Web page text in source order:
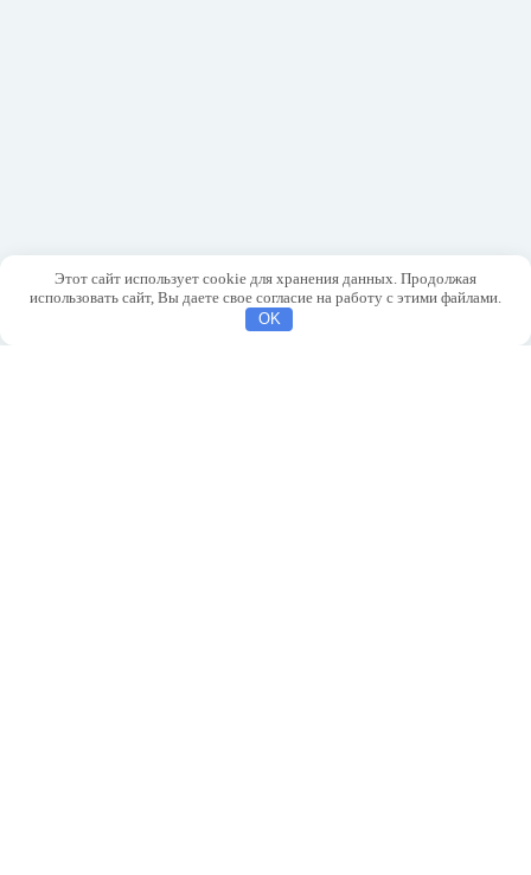
Этот сайт использует cookie для хранения данных. Продолжая
использовать сайт, Вы даете свое согласие на работу с этими файлами.
OK